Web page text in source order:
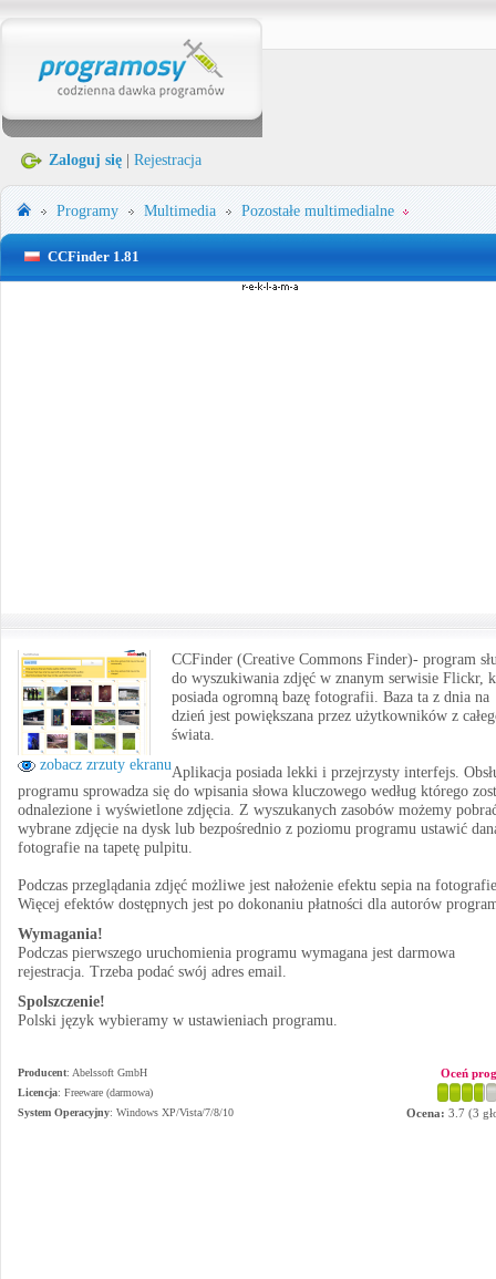
Zaloguj się Rejestracja
Programy Multimedia Pozostałe multimedialne
CCFinder 1.81
zobacz zrzuty ekranu
CCFinder (Creative Commons Finder)- program
do wyszukiwania zdjęć w znanym serwisie Flickr,
posiada ogromną bazę fotografii. Baza ta z dnia na
dzień jest powiększana przez użytkowników z
świata.
Aplikacja posiada lekki i przejrzysty interfejs.
programu sprowadza się do wpisania słowa kluczowego według którego
odnalezione i wyświetlone zdjęcia. Z wyszukanych zasobów możemy
wybrane zdjęcie na dysk lub bezpośrednio z poziomu programu ustawić
fotografie na tapetę pulpitu.
Podczas przeglądania zdjęć możliwe jest nałożenie efektu sepia na
Więcej efektów dostępnych jest po dokonaniu płatności dla autorów
Wymagania!
Podczas pierwszego uruchomienia programu wymagana jest darmowa
rejestracja. Trzeba podać swój adres email.
Spolszczenie!
Polski język wybieramy w ustawieniach programu.
Producent: Abelssoft GmbH
Licencja: Freeware (darmowa)
System Operacyjny: Windows XP/Vista/7/8/10
Oceń
Ocena: 3.7 (3